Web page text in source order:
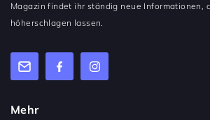
Magazin findet ihr ständig neue Informationen,
höherschlagen lassen.
Mehr